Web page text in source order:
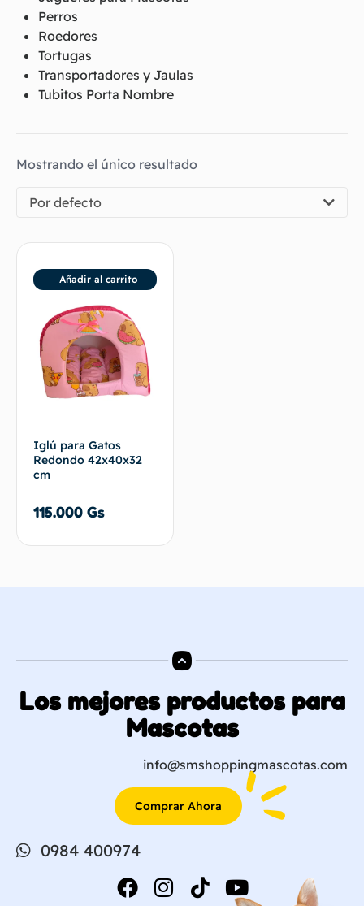
Perros
Roedores
Tortugas
Transportadores y Jaulas
Tubitos Porta Nombre
Mostrando el único resultado
Por defecto
Iglú para Gatos
Redondo 42x40x32
cm
115.000 Gs
Añadir al carrito
Los mejores productos para
Mascotas
info@smshoppingmascotas.com
Comprar Ahora
0984 400974